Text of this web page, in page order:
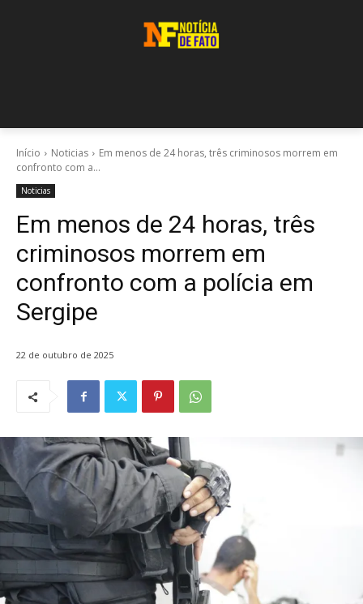
Início Noticias
Em menos de 24 horas, três criminosos morrem em
confronto com a...
Noticias
Em menos de 24 horas, três
criminosos morrem em
confronto com a polícia em
Sergipe
22 de outubro de 2025